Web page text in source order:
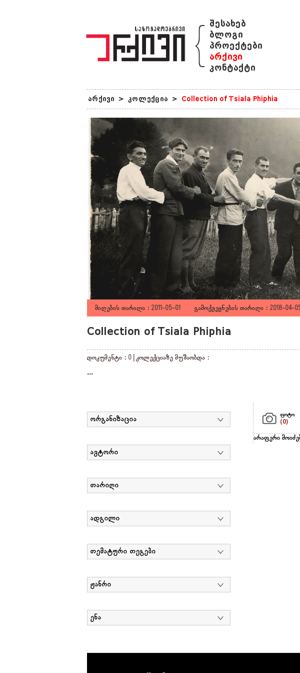
{ შესახებ
ბლოგი
პროექტები
არქივი
კონტაქტი
არქივი > კოლექცია > Collection of Tsiala Phiphia
მიღების თარიღი : 2011-05-01 გამოქვეყნების თარიღი : 2018-
Collection of Tsiala Phiphia
დოკუმენტი : 0 | კოლექციაზე მუშაობდა :
...
ორგანიზაცია
ავტორი
თარიღი
ადგილი
თემატური თეგები
ჟანრი
ენა
ფოტო
(0)
არაფერი